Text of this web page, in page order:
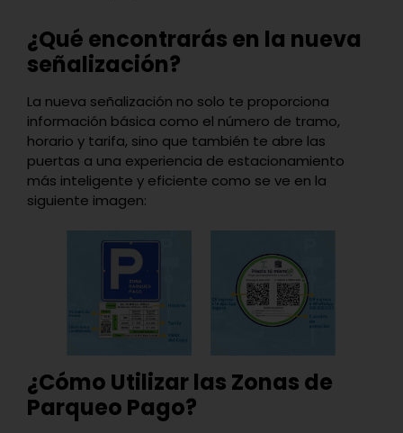
¿Qué encontrarás en la nueva
señalización?
La nueva señalización no solo te proporciona
información básica como el número de tramo,
horario y tarifa, sino que también te abre las
puertas a una experiencia de estacionamiento
más inteligente y eficiente como se ve en la
siguiente imagen:
¿Cómo Utilizar las Zonas de
Parqueo Pago?